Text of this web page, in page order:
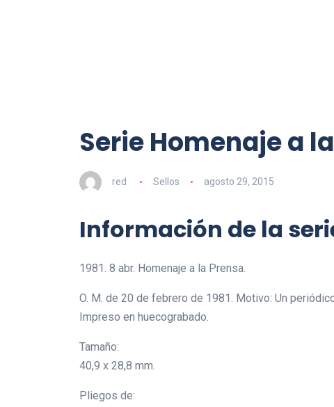
Serie Homenaje a
red Sellos agosto 29, 2015
Información de la
1981. 8 abr. Homenaje a la Prensa.
O. M. de 20 de febrero de 1981. Motivo: Un
Impreso en huecograbado.
Tamaño:
40,9 x 28,8 mm.
Pliegos de: